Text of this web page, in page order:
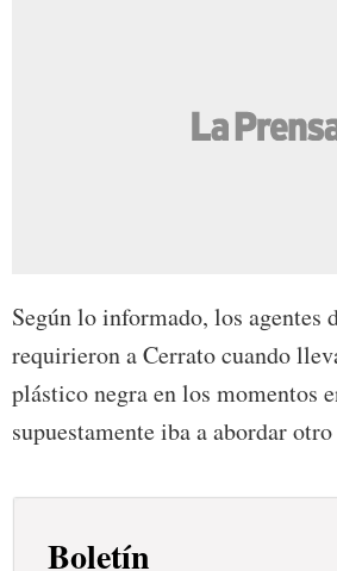
Según lo informado, los agentes
requirieron a Cerrato cuando
plástico negra en los momentos
supuestamente iba a abordar
Boletín